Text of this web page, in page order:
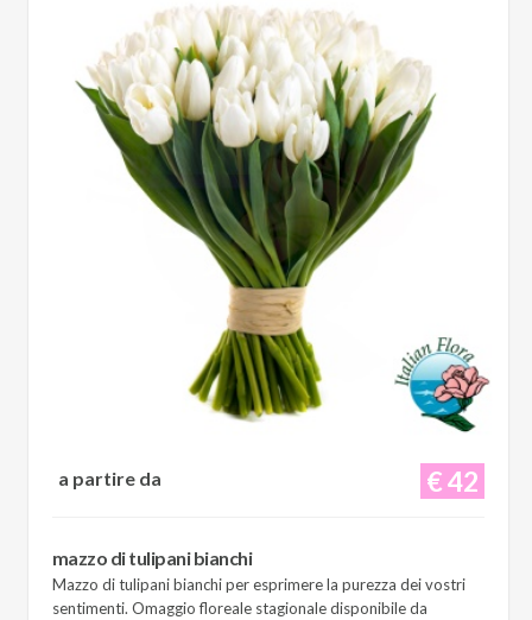
€ 42
a partire da
mazzo di tulipani bianchi
Mazzo di tulipani bianchi per esprimere la purezza dei vostri
sentimenti. Omaggio floreale stagionale disponibile da